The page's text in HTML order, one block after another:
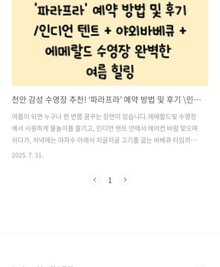
천안 감성 수영장 추천! ‘파라프라’ 예약 방법 및 후기 \인디언 텐트 + 야외바베큐 + 에메랄드 수영장 완벽한 여름 힐링
여름이 되면 누구나 한 번쯤 꿈꾸는 장면이 있습니다.에메랄드빛 수영장
에서 시원하게 물놀이를 즐기고, 인디언 텐트 안에서 에어컨 바람 맞으며
쉬다가, 저녁에는 야자수 아래서 지글지글 고기를 굽는 바베큐 타임까지!
🌴이 모든 걸 충남 천안에서 단 하루 만에 경험할 수 있는 곳이 있어요.바
휴양지 감성을 그대로 느낄 수 있는 신개념 감성 복합공간이에요.이번 여
2025. 7. 31.
1